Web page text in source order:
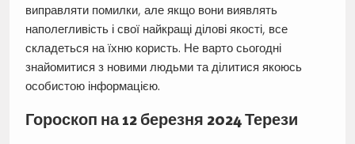
виправляти помилки, але якщо вони виявлять
наполегливість і свої найкращі ділові якості, все
складеться на їхню користь. Не варто сьогодні
знайомитися з новими людьми та ділитися якоюсь
особистою інформацією.
Гороскоп на 12 березня 2024 Терези